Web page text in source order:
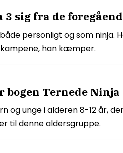
sig fra de
personligt og som
han kæmper.
Ternede Ninja
og unge i alderen 8-12 år,
til denne aldersgruppe.